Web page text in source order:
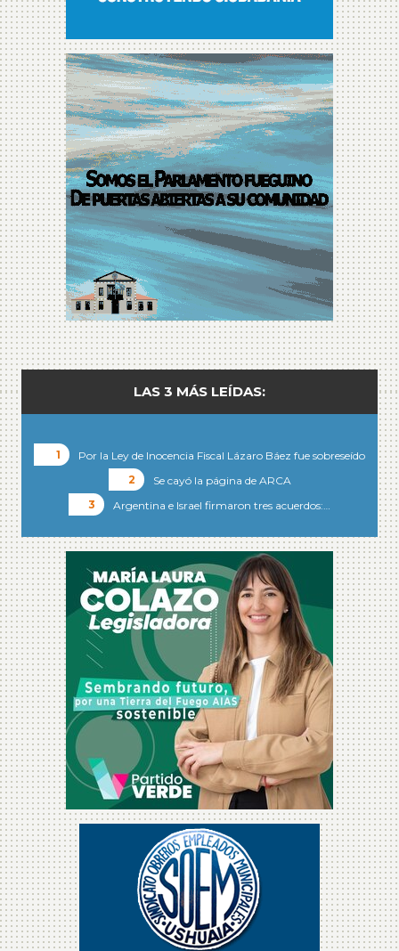
LAS 3 MÁS LEÍDAS:
Por la Ley de Inocencia Fiscal Lázaro Báez fue sobreseído
Se cayó la página de ARCA
Argentina e Israel firmaron tres acuerdos:…